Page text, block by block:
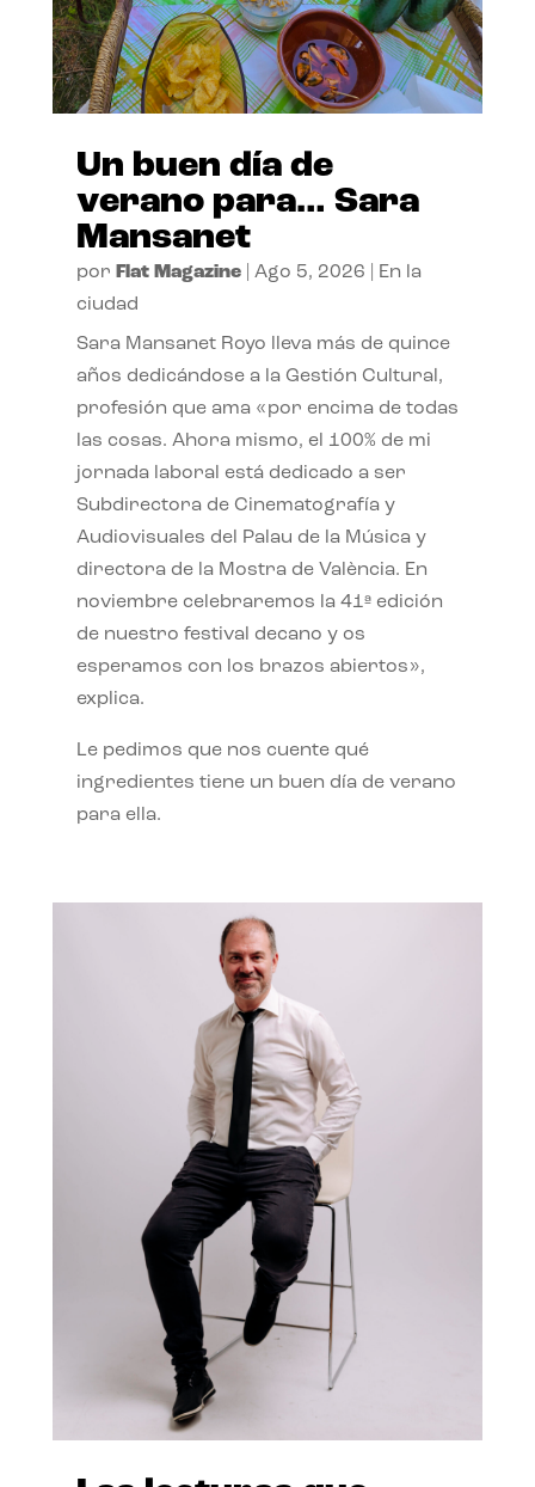
Un buen día de
verano para… Sara
Mansanet
por Flat Magazine| Ago 5, 2026
En la
ciudad
Sara Mansanet Royo lleva más de quince
años dedicándose a la Gestión Cultural,
profesión que ama «por encima de todas
las cosas. Ahora mismo, el 100% de mi
jornada laboral está dedicado a ser
Subdirectora de Cinematografía y
Audiovisuales del Palau de la Música y
directora de la Mostra de València. En
noviembre celebraremos la 41ª edición
de nuestro festival decano y os
esperamos con los brazos abiertos»,
explica.
Le pedimos que nos cuente qué
ingredientes tiene un buen día de verano
para ella.